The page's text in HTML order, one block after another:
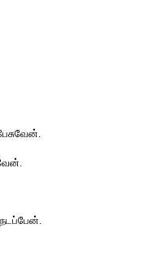
போன்ற இயற்கைச்
ஒன்று கூடி
அல்லாது
ஒன்றுபட்டு